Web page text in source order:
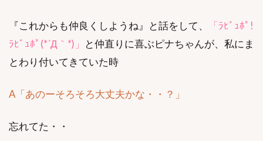
『これからも仲良くしようね』と話をして、
「ﾗﾋﾞｭﾎﾟ!
ﾗﾋﾞｭﾎﾟ(*´Д｀*)」
と仲直りに喜ぶピナちゃんが、私にま
とわり付いてきていた時
A「あのーそろそろ大丈夫かな・・？」
忘れてた・・